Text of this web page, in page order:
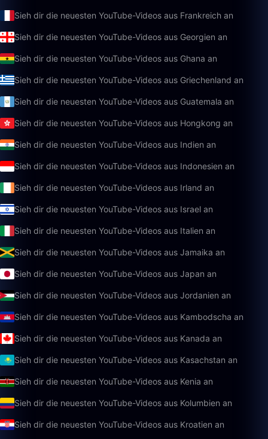
Sieh dir die neuesten YouTube-Videos aus Frankreich an
Sieh dir die neuesten YouTube-Videos aus Georgien an
Sieh dir die neuesten YouTube-Videos aus Ghana an
Sieh dir die neuesten YouTube-Videos aus Griechenland an
Sieh dir die neuesten YouTube-Videos aus Guatemala an
Sieh dir die neuesten YouTube-Videos aus Hongkong an
Sieh dir die neuesten YouTube-Videos aus Indien an
Sieh dir die neuesten YouTube-Videos aus Indonesien an
Sieh dir die neuesten YouTube-Videos aus Irland an
Sieh dir die neuesten YouTube-Videos aus Israel an
Sieh dir die neuesten YouTube-Videos aus Italien an
Sieh dir die neuesten YouTube-Videos aus Jamaika an
Sieh dir die neuesten YouTube-Videos aus Japan an
Sieh dir die neuesten YouTube-Videos aus Jordanien an
Sieh dir die neuesten YouTube-Videos aus Kambodscha an
Sieh dir die neuesten YouTube-Videos aus Kanada an
Sieh dir die neuesten YouTube-Videos aus Kasachstan an
Sieh dir die neuesten YouTube-Videos aus Kenia an
Sieh dir die neuesten YouTube-Videos aus Kolumbien an
Sieh dir die neuesten YouTube-Videos aus Kroatien an